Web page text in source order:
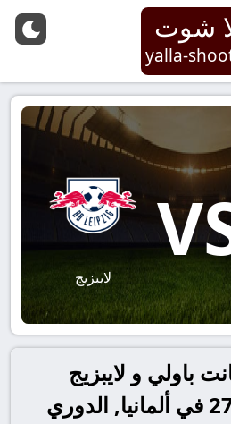
شوت
yalla-
لايبزيج
باولي و لايبزيج
بتاريخ 2026-01-27 في ألمانيا, الدوري